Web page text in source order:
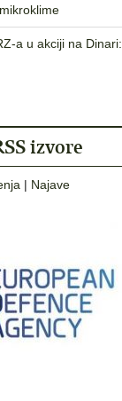
a u akciji na
izvore
| Najave